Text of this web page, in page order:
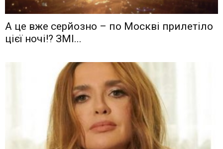
А це вже серйозно – по Москві прилетіло
цієї ночі!? ЗМІ...